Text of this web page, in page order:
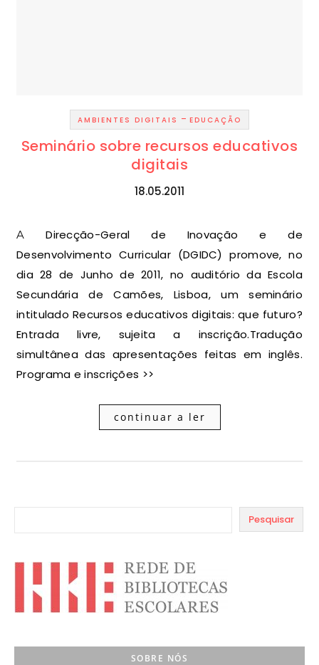
AMBIENTES DIGITAIS - EDUCAÇÃO
Seminário sobre recursos educativos
digitais
18.05.2011
A Direcção-Geral de Inovação e de
Desenvolvimento Curricular (DGIDC) promove, no
dia 28 de Junho de 2011, no auditório da Escola
Secundária de Camões, Lisboa, um seminário
intitulado Recursos educativos digitais: que futuro?
Entrada livre, sujeita a inscrição.Tradução
simultânea das apresentações feitas em inglês.
Programa e inscrições >>
continuar a ler
Pesquisar
SOBRE NÓS